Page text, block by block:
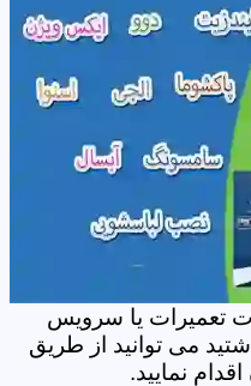
تعمیرات یا سرویس
می توانید از طریق
نمایید.